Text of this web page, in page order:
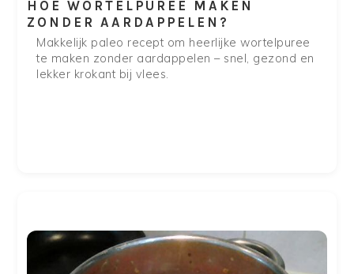
HOE WORTELPUREE MAKEN
ZONDER AARDAPPELEN?
Makkelijk paleo recept om heerlijke wortelpuree
te maken zonder aardappelen – snel, gezond en
lekker krokant bij vlees.